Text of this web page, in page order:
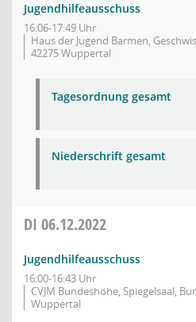
Jugendhilfeausschuss
16:06-17:49 Uhr
Haus der Jugend Barmen,
42275 Wuppertal
Tagesordnung gesamt
Niederschrift gesamt
DI 06.12.2022
Jugendhilfeausschuss
16:00-16:43 Uhr
CVJM Bundeshöhe, Spiegelsaal,
Wuppertal